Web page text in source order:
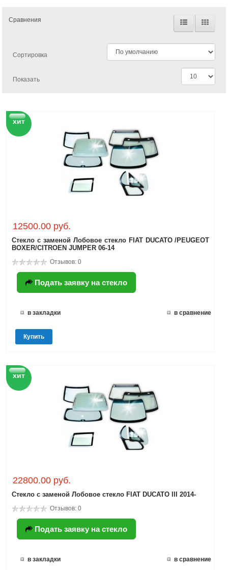
Сравнения
Сортировка
Показать
хит
12500.00 руб.
Стекло с заменой Лобовое стекло FIAT DUCATO /PEUGEOT
BOXER/CITROEN JUMPER 06-14
Отзывов: 0
Подать заявку на стекло
в закладки в сравнение
Купить
хит
22800.00 руб.
Стекло с заменой Лобовое стекло FIAT DUCATO III 2014-
Отзывов: 0
Подать заявку на стекло
в закладки в сравнение